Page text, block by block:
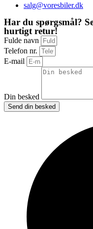
salg@voresbiler.dk
Har du spørgsmål?
hurtigt retur!
Fulde navn
Telefon nr.
E-mail
Din besked
Send din besked